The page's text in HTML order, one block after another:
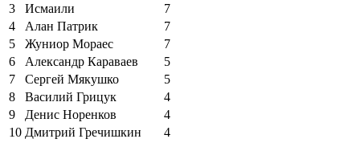
3
Исмаили
7
4
Алан Патрик
7
5
Жуниор Мораес
7
6
Александр Караваев
5
7
Сергей Мякушко
5
8
Василий Грицук
4
9
Денис Норенков
4
10 Дмитрий Гречишкин
4